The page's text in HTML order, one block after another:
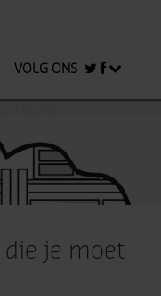
VOLG ONS
je moet